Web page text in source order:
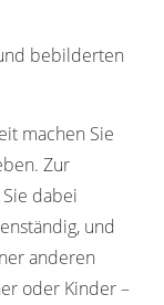
bebilderten
machen Sie
Zur
dabei
und
anderen
oder Kinder –